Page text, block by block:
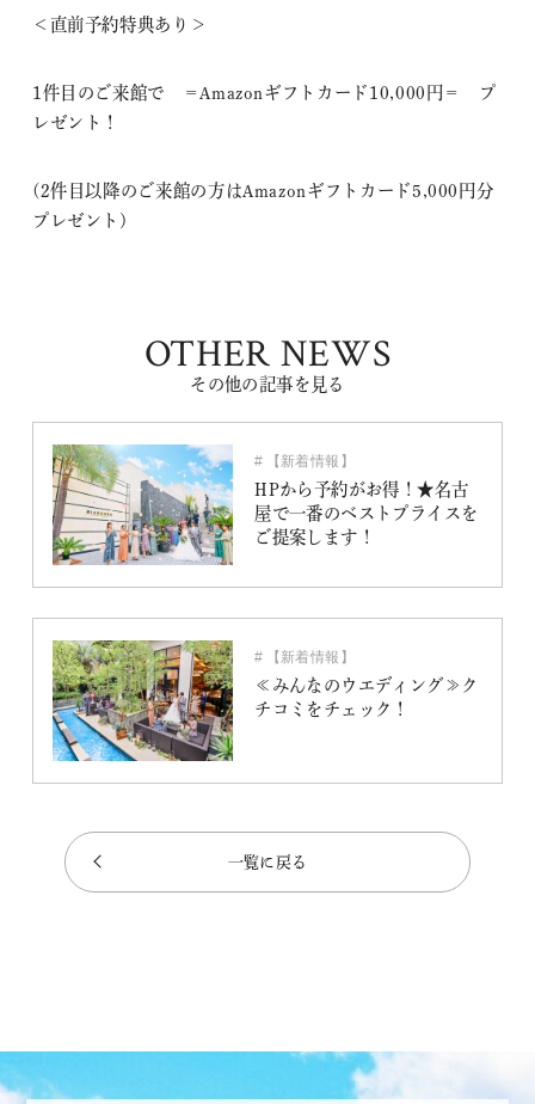
＜直前予約特典あり＞
1件目のご来館で ＝Amazonギフトカード10,000円＝ プ
レゼント！
(2件目以降のご来館の方はAmazonギフトカード5,000円分
プレゼント)
OTHER NEWS
その他の記事を見る
【新着情報】
HPから予約がお得！★名古
屋で一番のベストプライスを
ご提案します！
【新着情報】
≪みんなのウエディング≫ク
チコミをチェック！
一覧に戻る